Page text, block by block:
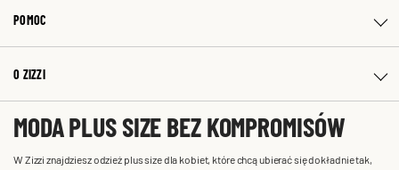
POMOC
O ZIZZI
MODA PLUS SIZE BEZ KOMPROMISÓW
W Zizzi znajdziesz odzież plus size dla kobiet, które chcą ubierać się dokładnie tak,